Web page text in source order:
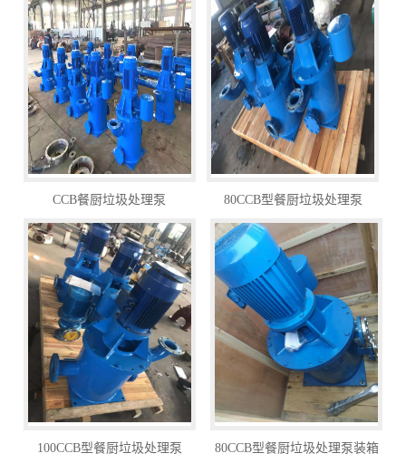
CCB餐厨垃圾处理泵 80CCB型餐厨垃圾处理泵
100CCB型餐厨垃圾处理泵 80CCB型餐厨垃圾处理泵装箱